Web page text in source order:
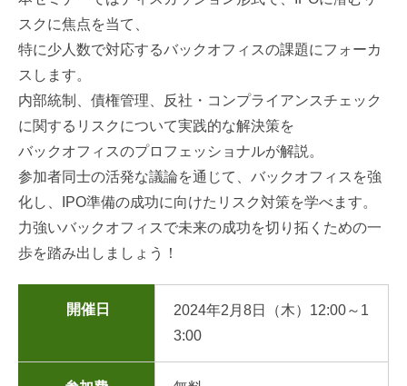
スクに焦点を当て、
特に少人数で対応するバックオフィスの課題にフォーカ
スします。
内部統制、債権管理、反社・コンプライアンスチェック
に関するリスクについて実践的な解決策を
バックオフィスのプロフェッショナルが解説。
参加者同士の活発な議論を通じて、バックオフィスを強
化し、IPO準備の成功に向けたリスク対策を学べます。
力強いバックオフィスで未来の成功を切り拓くための一
歩を踏み出しましょう！
開催日
2024年2月8日（木）12:00～1
3:00